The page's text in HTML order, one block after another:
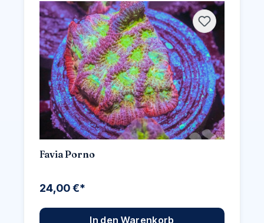
Favia Porno
24,00 €*
In den Warenkorb